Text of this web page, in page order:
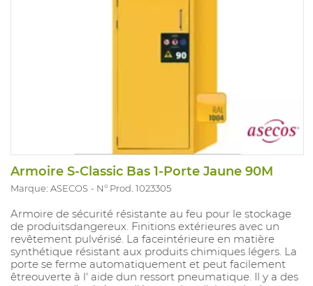
Armoire S-Classic Bas 1-Porte Jaune 90M
Marque: ASECOS N° Prod. 1023305
Armoire de sécurité résistante au feu pour le stockage
de produitsdangereux. Finitions extérieures avec un
revêtement pulvérisé. La faceintérieure en matière
synthétique résistant aux produits chimiques légers. La
porte se ferme automatiquement et peut facilement
êtreouverte à l' aide dun ressort pneumatique. Il y a des